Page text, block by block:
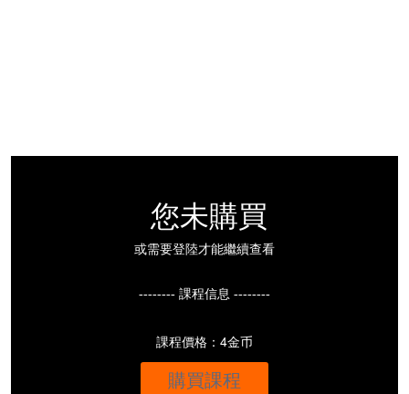
您未購買
或需要登陸才能繼續查看
-------- 課程信息 --------
課程價格：4金币
購買課程